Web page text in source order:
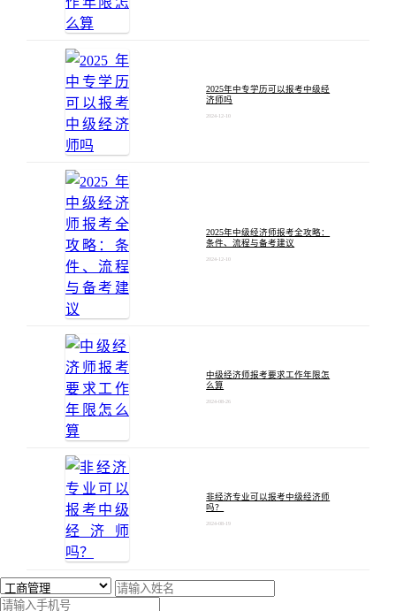
2025年中专学历可以报考中级经
济师吗
2024-12-10
2025年中级经济师报考全攻略：
条件、流程与备考建议
2024-12-10
中级经济师报考要求工作年限怎
么算
2024-08-26
非经济专业可以报考中级经济师
吗？
2024-08-19